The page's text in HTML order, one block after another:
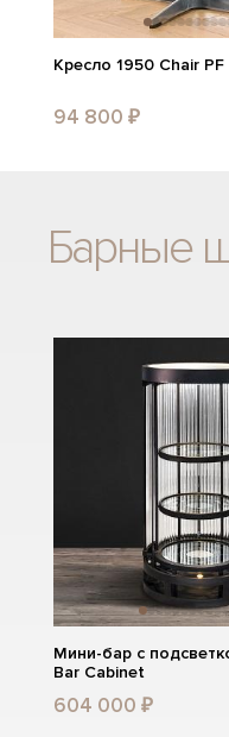
Кресло 1950 Chair PF
94 800 ₽
Барные
Мини-бар с
Bar Cabinet
604 000 ₽